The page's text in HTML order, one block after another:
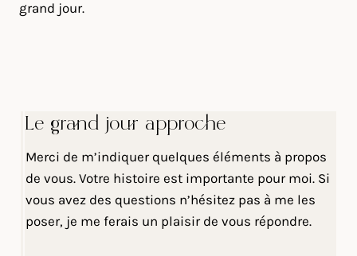
grand jour.
Le grand jour approche
Merci de m’indiquer quelques éléments à propos
de vous. Votre histoire est importante pour moi. Si
vous avez des questions n’hésitez pas à me les
poser, je me ferais un plaisir de vous répondre.